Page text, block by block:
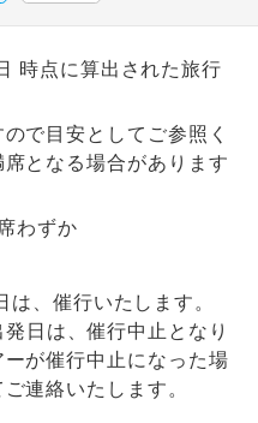
時点に算出された旅行
で目安としてご参照く
となる場合があります
わずか
、催行いたします。
日は、催行中止となり
が催行中止になった場
連絡いたします。